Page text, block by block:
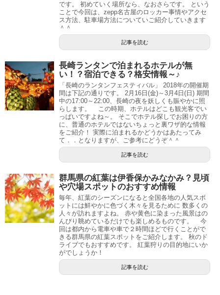
です。 初めていく場所なら、なおさらです。 という
ことで今回は、zepp名古屋のロッカー事情やアクセ
ス方法、駐車場方法についていご紹介していきます
＾＾
記事を読む
長崎ランタンで泊まれるホテルが無
い！？宿泊できる？格安情報～♪
「長崎のランタンフェスティバル」 2018年の開催期
間は下記の通りです。 2月16日(金)～3月4日(日) 期間
中の17:00～22:00、長崎の夜を妖しくも賑やかに照
らします。 この時期、ホテルはどこも観光客でい
っぱいですよね～。 そこでホテル探しでお困りの方
に、普通のホテルではないちょっと裏ワザ的な情報
をご紹介！ 実際に泊まれるかどうかはあたってみ
て．．となりますが、ご参考にどうぞ＾＾
記事を読む
群馬県の紅葉は伊香保かみなかみ？見頃
や穴場スポットのおすすめ情報
毎年、紅葉のシーズンになると全国各地の人気スポ
ットには鮮やかに色づく木々を見るために 数多くの
人々が訪れますよね。 赤や黄色に染まった風景はの
んびり眺めているだけでも楽しめるものです。 今
回は都内から電車や車で２時間ほどで行くことがで
きる群馬県の紅葉スポットをご紹介します。 秋のド
ライブでもおすすめです。 紅葉狩りの目的地にいか
がでしょうか！
記事を読む